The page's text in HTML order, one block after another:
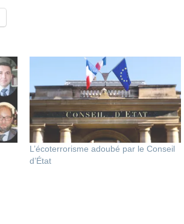
L’écoterrorisme adoubé par le Conseil
d’État